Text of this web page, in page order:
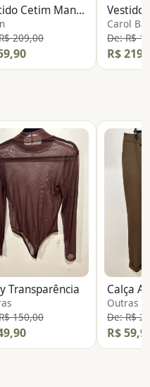
Vestido Cetim Manga Longa
209,00
Carol
De: R$
R$
Transparência
150,00
Calça
Outras
De: R$
R$